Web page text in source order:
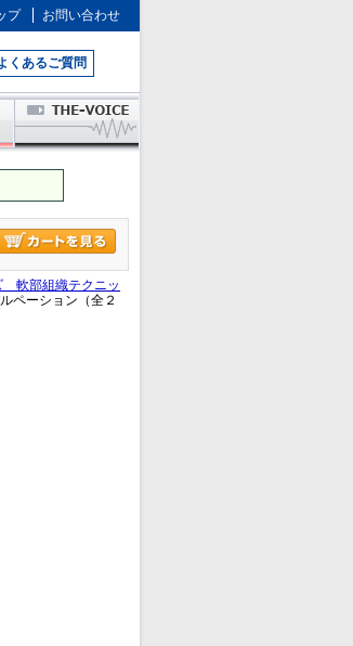
プ お問い合わせ
くあるご質問
軟部組織テクニッ
ペーション（全２